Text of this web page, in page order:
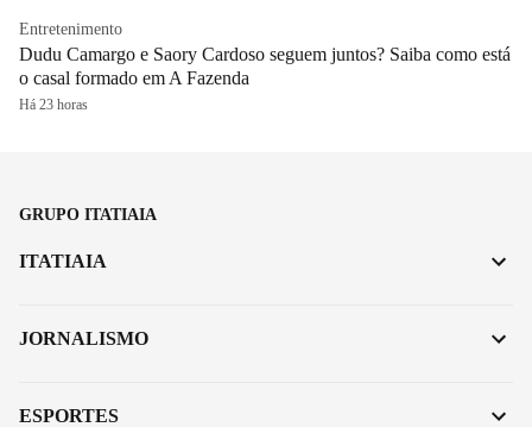
Entretenimento
Dudu Camargo e Saory Cardoso seguem juntos? Saiba como está
o casal formado em A Fazenda
Há 23 horas
GRUPO ITATIAIA
ITATIAIA
JORNALISMO
ESPORTES